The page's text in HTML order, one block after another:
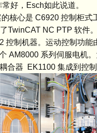
好，Esch如此说道。
心是 C6920 控制柜式
TwinCAT NC PTP 软件
控制机器。运动控制功
AM8000 系列伺服电机
合器 EK1100 集成到控